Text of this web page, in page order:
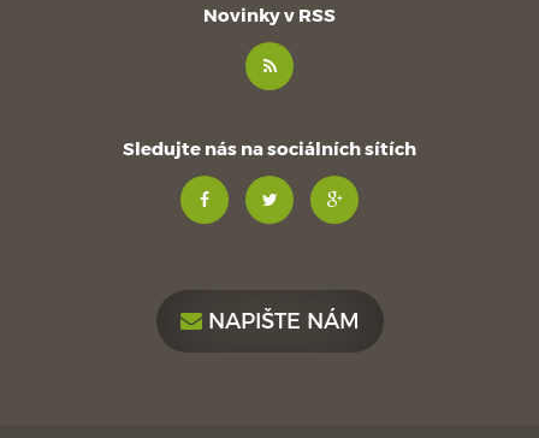
Novinky v RSS
Sledujte nás na sociálních sítích
NAPIŠTE NÁM